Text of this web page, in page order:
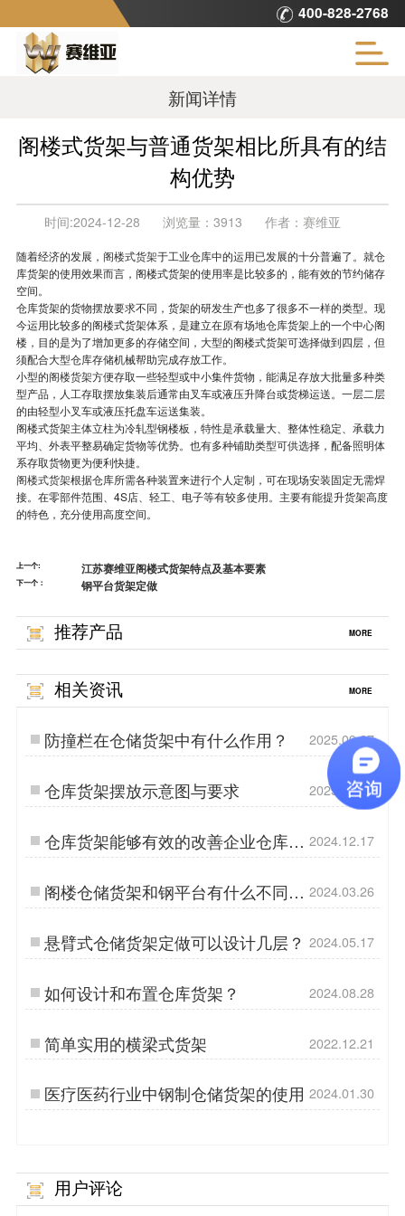
400-828-2768
新闻详情
阁楼式货架与普通货架相比所具有的结
构优势
时间:2024-12-28 浏览量： 3913 作者： 赛维亚
随着经济的发展， 阁楼式货架于工业仓库中的运用已发展的十分普遍了。就仓
库货架的使用效果而言，阁楼式货架的使用率是比较多的，能有效的节约储存
空间。
仓库货架的货物摆放要求不同，货架的研发生产也多了很多不一样的类型。现
今运用比较多的阁楼式货架体系，是建立在原有场地仓库货架上的一个中心阁
楼，目的是为了增加更多的存储空间，大型的阁楼式货架可选择做到四层，但
须配合大型仓库存储机械帮助完成存放工作。
小型的阁楼货架方便存取一些轻型或中小集件货物，能满足存放大批量多种类
型产品，人工存取摆放集装后通常由叉车或液压升降台或货梯运送。一层二层
的由轻型小叉车或液压托盘车运送集装。
阁楼式货架主体立柱为冷轧型钢楼板，特性是承载量大、整体性稳定、承载力
平均、外表平整易确定货物等优势。也有多种铺助类型可供选择，配备照明体
系存取货物更为便利快捷。
阁楼式货架根据仓库所需各种装置来进行个人定制，可在现场安装固定无需焊
接。在零部件范围、4S店、轻工、电子等有较多使用。主要有能提升货架高度
的特色，充分使用高度空间。
上一个: 江苏赛维亚阁楼式货架特点及基本要素
下一个： 钢平台货架定做
推荐产品 MORE
相关资讯 MORE
防撞栏在仓储货架中有什么作用？ 2025.09.27
仓库货架摆放示意图与要求 2025.03.27
仓库货架能够有效的改善企业仓库的
管理水平
2024.12.17
阁楼仓储货架和钢平台有什么不同之
处是什么？
2024.03.26
悬臂式仓储货架定做可以设计几层？ 2024.05.17
如何设计和布置仓库货架？ 2024.08.28
简单实用的横梁式货架 2022.12.21
医疗医药行业中钢制仓储货架的使用 2024.01.30
用户评论